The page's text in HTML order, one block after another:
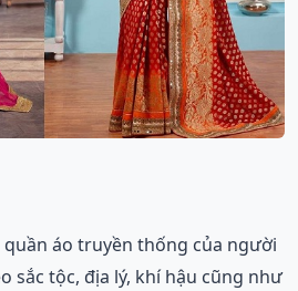
quần áo truyền thống của người
sắc tộc, địa lý, khí hậu cũng như